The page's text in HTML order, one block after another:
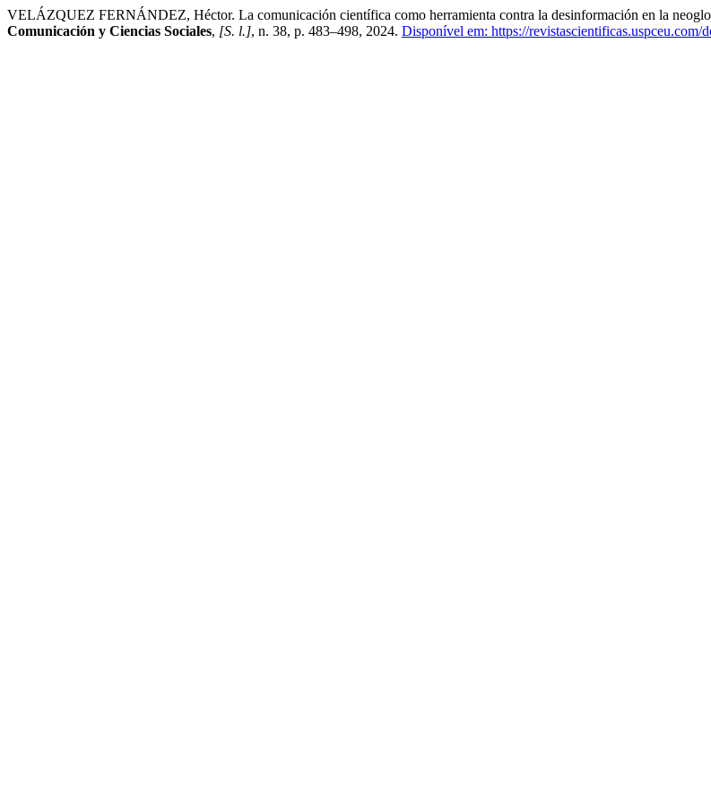
VELÁZQUEZ FERNÁNDEZ, Héctor. La comunicación científica como herramienta contra la desinformación en la
Comunicación y Ciencias Sociales, [S. l.], n. 38, p. 483–498, 2024. Disponível em: https://